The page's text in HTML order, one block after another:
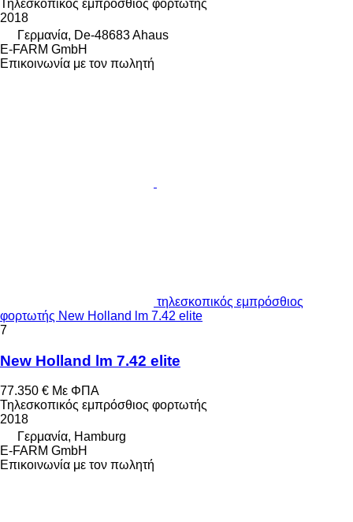
Τηλεσκοπικός εμπρόσθιος φορτωτής
2018
Γερμανία, De-48683 Ahaus
E-FARM GmbH
Επικοινωνία με τον πωλητή
τηλεσκοπικός εμπρόσθιος
φορτωτής New Holland lm 7.42 elite
7
New Holland lm 7.42 elite
77.350 € Με ΦΠΑ
Τηλεσκοπικός εμπρόσθιος φορτωτής
2018
Γερμανία, Hamburg
E-FARM GmbH
Επικοινωνία με τον πωλητή